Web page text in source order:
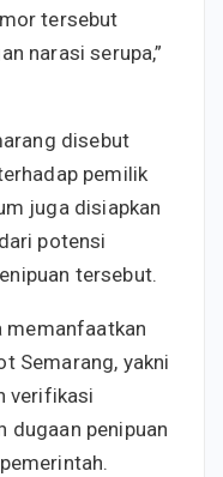
tersebut
narasi serupa,”
disebut
pemilik
juga disiapkan
potensi
tersebut.
memanfaatkan
Semarang, yakni
verifikasi
dugaan penipuan